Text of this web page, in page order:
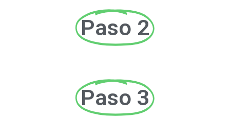
Paso 2
Paso 3